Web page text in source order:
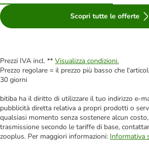
Scopri tutte le offerte
Prezzi IVA incl. ** Visualizza condizioni.
Prezzo regolare = il prezzo più basso che
30 giorni
bitiba ha il diritto di utilizzare il tuo indirizzo e-
pubblicità diretta relativa a propri prodotti o
qualsiasi momento senza sostenere alcun
trasmissione secondo le tariffe di base,
zooplus. Per maggiori informazioni: Informativa